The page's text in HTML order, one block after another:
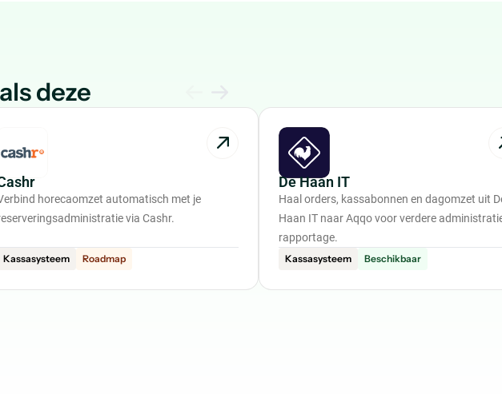
deze
horecaomzet automatisch met je
via Cashr.
Kassasysteem Roadmap
De Haan IT
Haal orders, kassabonnen en dagomzet uit
Haan IT naar Aqqo voor verdere
rapportage.
Kassasysteem
Beschikbaar